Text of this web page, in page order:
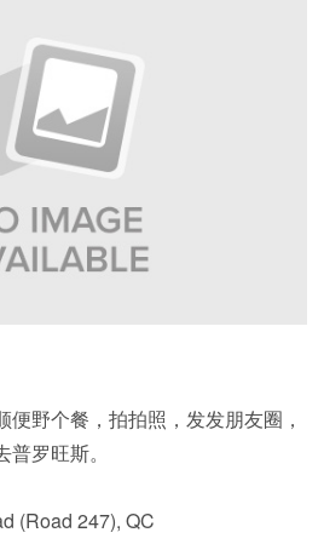
野个餐，拍拍照，发发朋友圈，
罗旺斯。
(Road 247), QC